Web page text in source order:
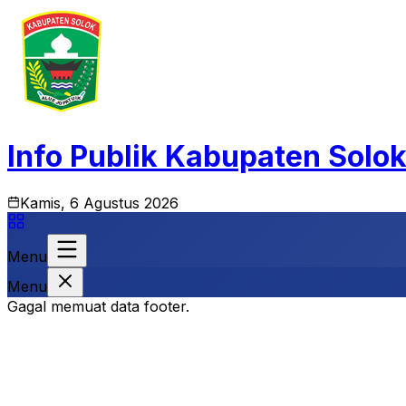
Info Publik Kabupaten Solok
Kamis, 6 Agustus 2026
Menu
Menu
Gagal memuat data footer.